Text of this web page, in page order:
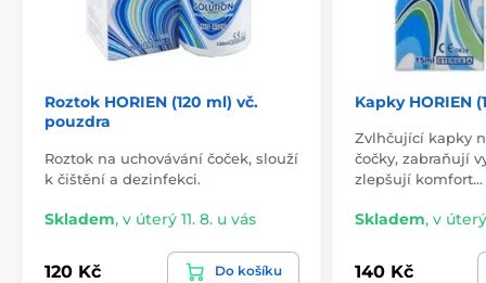
Roztok HORIEN (120 ml) vč.
pouzdra
Roztok na uchovávání čoček, slouží
k čištění a dezinfekci.
Skladem, v úterý 11. 8. u vás
120 Kč Do košíku
Kapky HORIEN
Zvlhčující kapky
čočky, zabraňují
zlepšují komfort…
Skladem, v úterý
140 Kč